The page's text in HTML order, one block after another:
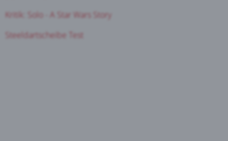
Kritik: Solo - A Star Wars Story
Steeldartscheibe Test